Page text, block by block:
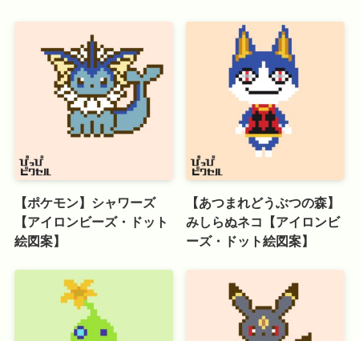
【ポケモン】シャワーズ
【アイロンビーズ・ドット
絵図案】
【あつまれどうぶつの森】
みしらぬネコ【アイロンビ
ーズ・ドット絵図案】